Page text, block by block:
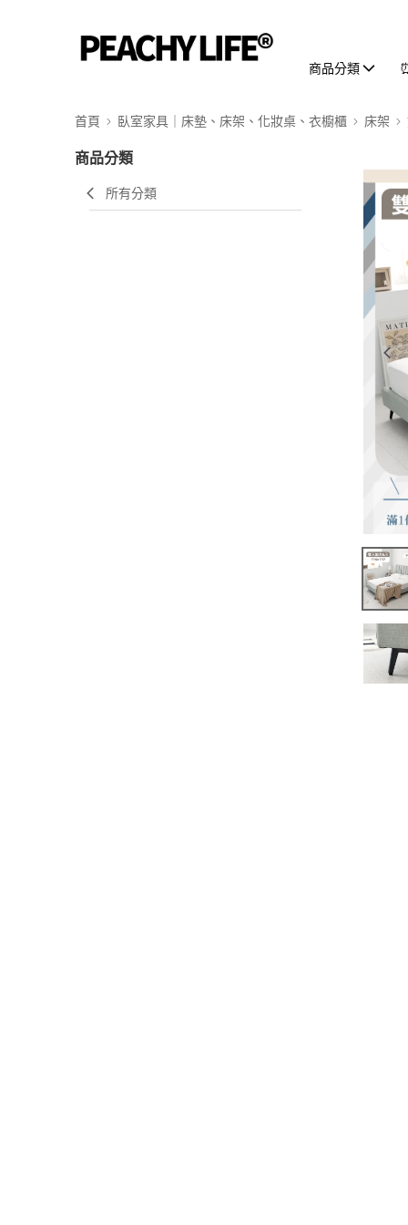
商品分類
首頁 臥室家具｜床墊、床架、化妝桌、衣櫥櫃 床架
商品分類
所有分類